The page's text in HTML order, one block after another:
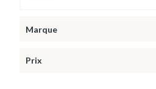
Prix
Marque